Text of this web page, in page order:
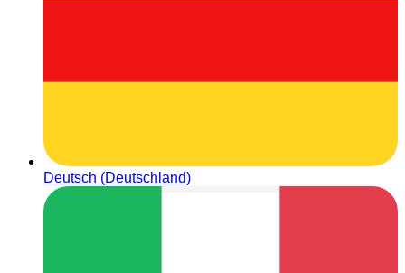
Deutsch (Deutschland)